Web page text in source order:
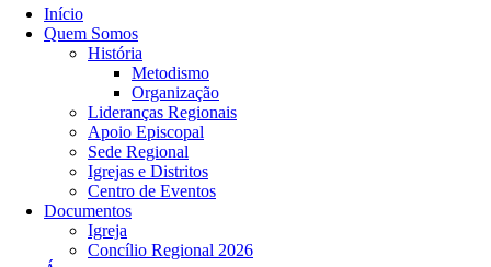
Início
Quem Somos
História
Metodismo
Organização
Lideranças Regionais
Apoio Episcopal
Sede Regional
Igrejas e Distritos
Centro de Eventos
Documentos
Igreja
Concílio Regional 2026